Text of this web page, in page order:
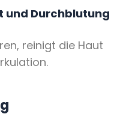
und Durchblutung
reinigt die Haut